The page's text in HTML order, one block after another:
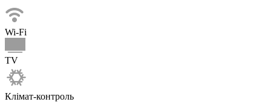
Wi-Fi
TV
Клімат-контроль